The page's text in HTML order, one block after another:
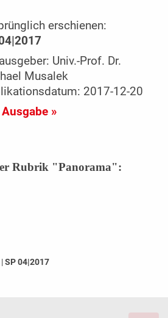
erschienen:
Univ.-Prof. Dr.
Musalek
2017-12-20
»
Rubrik "Panorama":
|SP 04|2017